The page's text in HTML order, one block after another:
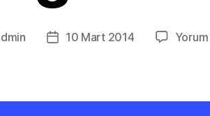
Yazı10 Mart 2014